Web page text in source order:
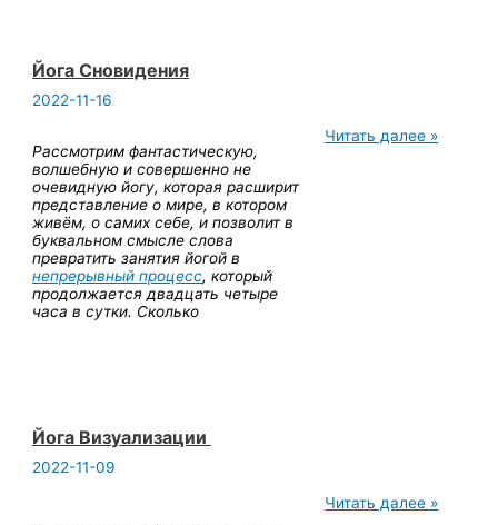
Йога Сновидения
2022-11-16
Рассмотрим фантастическую,
волшебную и совершенно не
очевидную йогу, которая расширит
представление о мире, в котором
живём, о самих себе, и позволит в
буквальном смысле слова
превратить занятия йогой в
непрерывный процесс, который
продолжается двадцать четыре
часа в сутки. Сколько
Йога
Читать далее »
Йога Визуализации
2022-11-09
Йога
Читать далее »